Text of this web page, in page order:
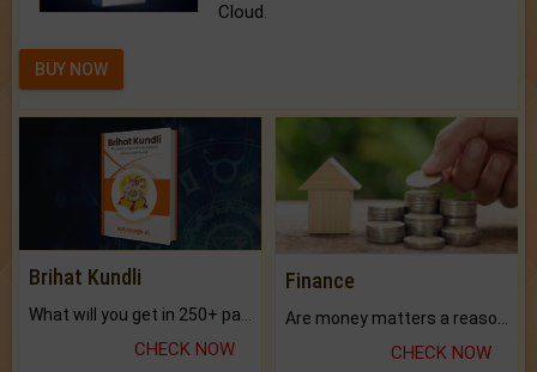
Cloud.
BUY NOW
Brihat Kundli
CHECK NOW
Finance
CHECK NOW